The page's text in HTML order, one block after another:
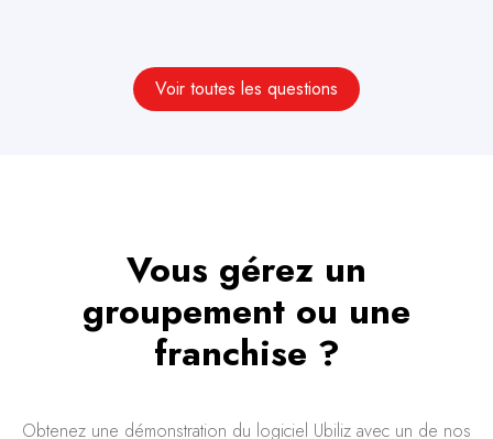
Voir toutes les questions
Vous gérez un
groupement ou une
franchise ?
Obtenez une démonstration du logiciel Ubiliz avec un de nos